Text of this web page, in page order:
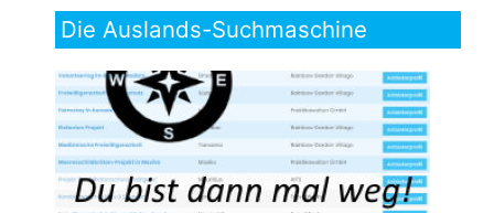
Die Auslands-Suchmaschine